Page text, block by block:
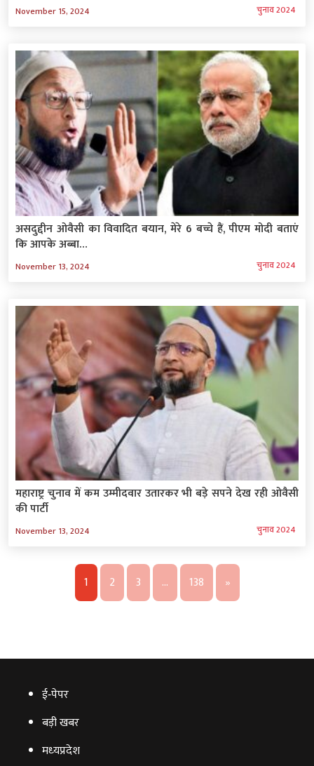
November 15, 2024 चुनाव 2024
असदुद्दीन ओवैसी का विवादित बयान, मेरे 6 बच्चे हैं, पीएम मोदी बताएं
कि आपके अब्बा…
November 13, 2024 चुनाव 2024
महाराष्ट्र चुनाव में कम उम्मीदवार उतारकर भी बड़े सपने देख रही ओवैसी
की पार्टी
November 13, 2024 चुनाव 2024
1 2 3 … 138 »
ई‑पेपर
बड़ी खबर
मध्‍यप्रदेश